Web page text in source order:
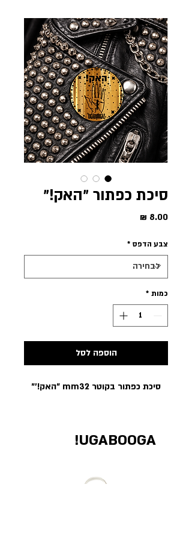
סיכת כפתור ״האק!״
צבע הדפס *
כמות *
הוספה לסל
סיכת כפתור בקוטר mm32 ״האק!׳״
UGABOOGA!